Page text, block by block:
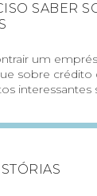
SABER
um
sobre crédito